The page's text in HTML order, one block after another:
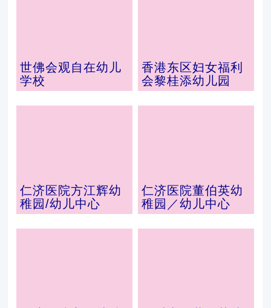
世佛会观自在幼儿
学校
香港东区妇女福利
会黎桂添幼儿园
仁济医院方江辉幼
稚园/幼儿中心
仁济医院董伯英幼
稚园／幼儿中心